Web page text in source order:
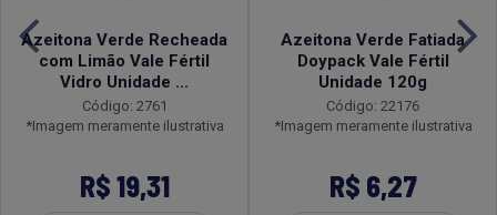
Azeitona Verde Recheada
com Limão Vale Fértil
Vidro Unidade ...
Código: 2761
*Imagem meramente ilustrativa
R$ 19,31
Azeitona Verde Fatiada
Doypack Vale Fértil
Unidade 120g
Código: 22176
*Imagem meramente ilustrativa
R$ 6,27